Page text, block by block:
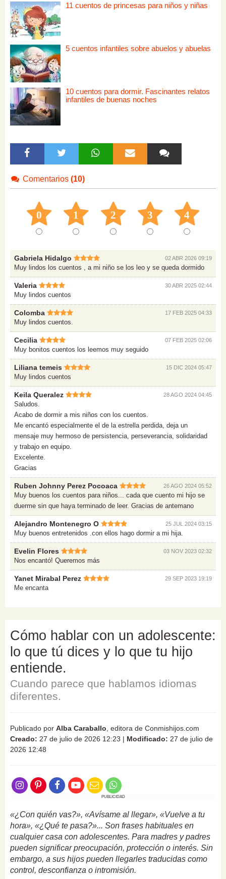
11 cuentos de princesas para niños y niñas
5 cuentos infantiles sobre abuelos y abuelas
10 cuentos para dormir. Fascinantes relatos
infantiles de buenas noches
Comentarios (10)
0 1 2 3 4
02 ABR 2026 09:19
Gabriela Hidalgo
Muy lindos los cuentos , a mi niño se los leo y se queda dormido
30 ABR 2025 02:44
Valeria
Muy lindos cuentos
17 FEB 2025 04:33
Colomba
Muy lindos cuentos.
07 FEB 2025 02:06
Cecilia
Muy bonitos cuentos los leemos muy seguido
15 DIC 2024 05:47
Liliana temeis
Muy lindos cuentos
28 AGO 2024 04:45
Keila Queralez
Saludos.
Acabo de dormir a mis niños con los cuentos.
Me encantó especialmente el de la estrella perdida, deja un
mensaje muy hermoso de persistencia, perseverancia, solidaridad
y trabajo en equipo.
Excelente.
Gracias
26 AGO 2024 05:52
Ruben Johnny Perez Pocoaca
Muy buenos los cuentos para niños... cada que cuento mi hijo se
duerme sin que haya terminado de leer. Gracias de antemano
25 JUL 2024 03:15
Alejandro Montenegro O
Muy buenos entretenidos .con ellos hago dormir a mi hija.
03 NOV 2023 02:32
Evelin Flores
Nos encantó! Queremos más
29 SEP 2023 19:19
Yanet Mirabal Perez
Me encanta
Cómo hablar con un adolescente:
lo que tú dices y lo que tu hijo
entiende.
Cuando parece que hablamos idiomas
diferentes.
Publicado por Alba Caraballo , editora de Conmishijos.com
Creado: 27 de julio de 2026 12:23 | Modificado: 27 de julio de
2026 12:48
PUBLICIDAD
«¿Con quién vas?», «Avísame al llegar», «Vuelve a tu
hora», «¿Qué te pasa?»... Son frases habituales en
cualquier casa con adolescentes. Para madres y padres
pueden significar preocupación, protección o interés. Sin
embargo, a sus hijos pueden llegarles traducidas como
control, desconfianza o intromisión.